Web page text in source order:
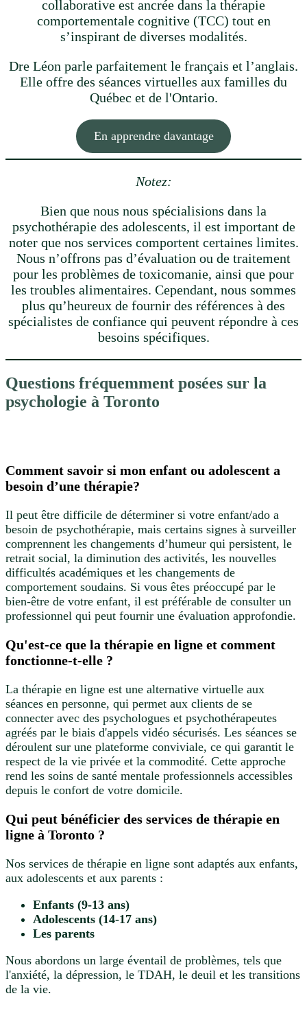
collaborative est ancrée dans la thérapie
comportementale cognitive (TCC) tout en
s’inspirant de diverses modalités.
Dre Léon parle parfaitement le français et l’anglais.
Elle offre des séances virtuelles aux familles du
Québec et de l'Ontario.
En apprendre davantage
Notez:
Bien que nous nous spécialisions dans la
psychothérapie des adolescents, il est important de
noter que nos services comportent certaines limites.
Nous n’offrons pas d’évaluation ou de traitement
pour les problèmes de toxicomanie, ainsi que pour
les troubles alimentaires. Cependant, nous sommes
plus qu’heureux de fournir des références à des
spécialistes de confiance qui peuvent répondre à ces
besoins spécifiques.
Questions fréquemment posées sur la
psychologie à Toronto
Comment savoir si mon enfant ou adolescent a
besoin d’une thérapie?
Il peut être difficile de déterminer si votre enfant/ado a
besoin de psychothérapie, mais certains signes à surveiller
comprennent les changements d’humeur qui persistent, le
retrait social, la diminution des activités, les nouvelles
difficultés académiques et les changements de
comportement soudains. Si vous êtes préoccupé par le
bien-être de votre enfant, il est préférable de consulter un
professionnel qui peut fournir une évaluation approfondie.
Qu'est-ce que la thérapie en ligne et comment
fonctionne-t-elle ?
La thérapie en ligne est une alternative virtuelle aux
séances en personne, qui permet aux clients de se
connecter avec des psychologues et psychothérapeutes
agréés par le biais d'appels vidéo sécurisés. Les séances se
déroulent sur une plateforme conviviale, ce qui garantit le
respect de la vie privée et la commodité. Cette approche
rend les soins de santé mentale professionnels accessibles
depuis le confort de votre domicile.
Qui peut bénéficier des services de thérapie en
ligne à Toronto ?
Nos services de thérapie en ligne sont adaptés aux enfants,
aux adolescents et aux parents :
Enfants (9-13 ans)
Adolescents (14-17 ans)
Les parents
Nous abordons un large éventail de problèmes, tels que
l'anxiété, la dépression, le TDAH, le deuil et les transitions
de la vie.